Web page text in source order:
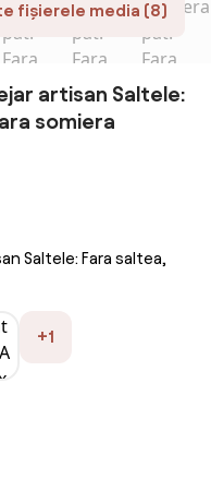
fișierele media (8)
artisan Saltele:
somiera
Saltele: Fara saltea,
+1